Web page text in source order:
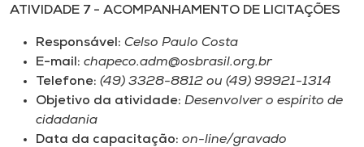
ATIVIDADE 7 - ACOMPANHAMENTO DE LICITAÇÕES
Responsável: Celso Paulo Costa
E-mail: chapeco.adm@osbrasil.org.br
Telefone: (49) 3328-8812 ou (49) 99921-1314
Objetivo da atividade: Desenvolver o espírito de
cidadania
Data da capacitação: on-line/gravado